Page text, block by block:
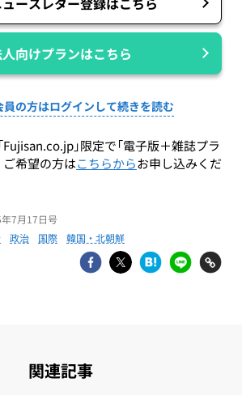
向けプランはこちら
員の方はログインして続きを読む
」限定で「電子版＋雑誌プラ
ご希望の方はこちらからお申し込みくだ
7月17日号
政治 国際 韓国・北朝鮮
関連記事